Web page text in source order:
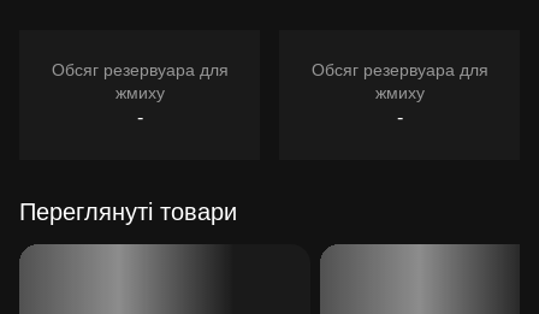
Обсяг резервуара для
жмиху
-
Обсяг резервуара для
жмиху
-
Переглянуті товари